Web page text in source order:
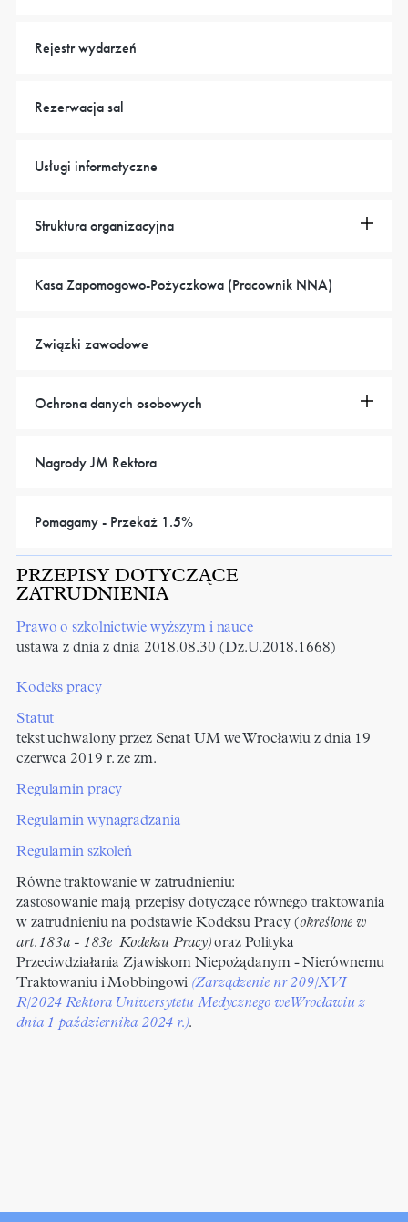
Rejestr wydarzeń
Rezerwacja sal
Usługi informatyczne
Struktura organizacyjna
Kasa Zapomogowo-Pożyczkowa (Pracownik NNA)
Związki zawodowe
Ochrona danych osobowych
Nagrody JM Rektora
Pomagamy - Przekaż 1.5%
PRZEPISY DOTYCZĄCE
ZATRUDNIENIA
Prawo o szkolnictwie wyższym i nauce
ustawa z dnia z dnia 2018.08.30 (Dz.U.2018.1668)
Kodeks pracy
Statut
tekst uchwalony przez Senat UM we Wrocławiu z dnia 19
czerwca 2019 r. ze zm.
Regulamin pracy
Regulamin wynagradzania
Regulamin szkoleń
Równe traktowanie w zatrudnieniu:
zastosowanie mają przepisy dotyczące równego traktowania
w zatrudnieniu na podstawie Kodeksu Pracy (określone w
art. 183a - 183e Kodeksu Pracy)oraz Polityka
Przeciwdziałania Zjawiskom Niepożądanym - Nierównemu
Traktowaniu i Mobbingowi (Zarządzenie nr 209/XVI
R/2024 Rektora Uniwersytetu Medycznego we Wrocławiu z
dnia 1 października 2024 r.).